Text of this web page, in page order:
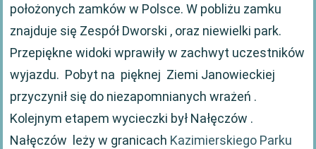
położonych zamków w Polsce. W pobliżu zamku
znajduje się Zespół Dworski , oraz niewielki park.
Przepiękne widoki wprawiły w zachwyt uczestników
wyjazdu. Pobyt na pięknej Ziemi Janowieckiej
przyczynił się do niezapomnianych wrażeń .
Kolejnym etapem wycieczki był Nałęczów .
Nałęczów leży w granicach Kazimierskiego Parku